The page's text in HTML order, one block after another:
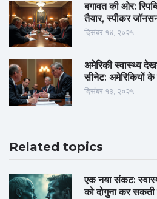
बगावत की ओर:
तैयार, स्पीकर
दिसंबर १४, २०२५
अमेरिकी स्वास्थ्य
सीनेट: अमेरिकियों के
दिसंबर १३, २०२५
Related topics
एक नया संकट:
को दोगुना कर सकती